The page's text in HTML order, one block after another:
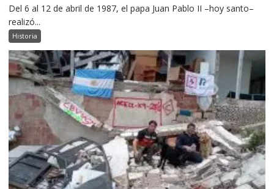
Del 6 al 12 de abril de 1987, el papa Juan Pablo II –hoy santo–
realizó...
Historia